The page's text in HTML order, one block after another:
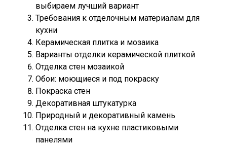
выбираем лучший вариант
Требования к отделочным материалам для
кухни
Керамическая плитка и мозаика
Варианты отделки керамической плиткой
Отделка стен мозаикой
Обои: моющиеся и под покраску
Покраска стен
Декоративная штукатурка
Природный и декоративный камень
Отделка стен на кухне пластиковыми
панелями